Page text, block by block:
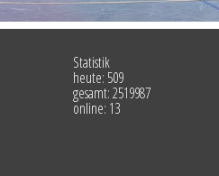
Statistik
heute: 509
gesamt: 2519987
online: 13